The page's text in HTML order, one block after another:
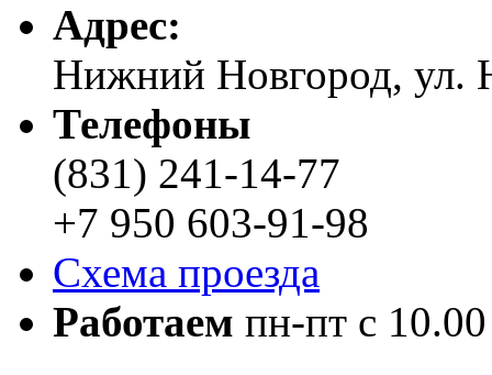
Адреc:
Нижний Новгород, ул.
Телефоны
(831) 241-14-77
+7 950 603-91-98
Схема проезда
Работаем пн-пт с